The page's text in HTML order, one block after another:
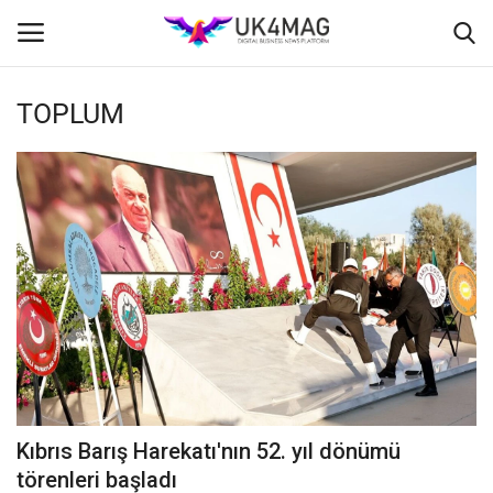
Giriş yapmak
Ana Sayfa
TVNET
TOPLUM
İş Platformu
Londra
İş İlanları
TOPLUM
Kıbrıs Barış Harekatı'nın 52. yıl dönümü
törenleri başladı